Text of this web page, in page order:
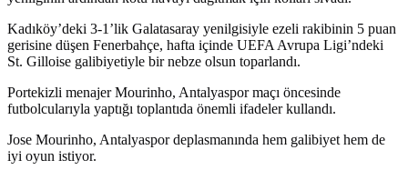
Kadıköy’deki 3-1’lik Galatasaray yenilgisiyle ezeli rakibinin 5 puan
gerisine düşen Fenerbahçe, hafta içinde UEFA Avrupa Ligi’ndeki
St. Gilloise galibiyetiyle bir nebze olsun toparlandı.
Portekizli menajer Mourinho, Antalyaspor maçı öncesinde
futbolcularıyla yaptığı toplantıda önemli ifadeler kullandı.
Jose Mourinho, Antalyaspor deplasmanında hem galibiyet hem de
iyi oyun istiyor.